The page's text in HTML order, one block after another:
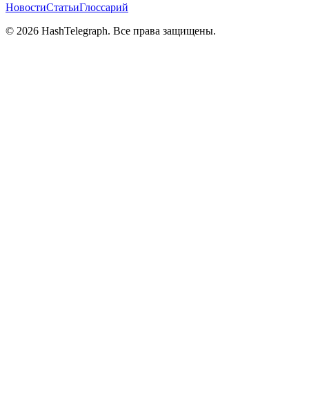
НовостиСтатьиГлоссарий
© 2026 HashTelegraph. Все права защищены.